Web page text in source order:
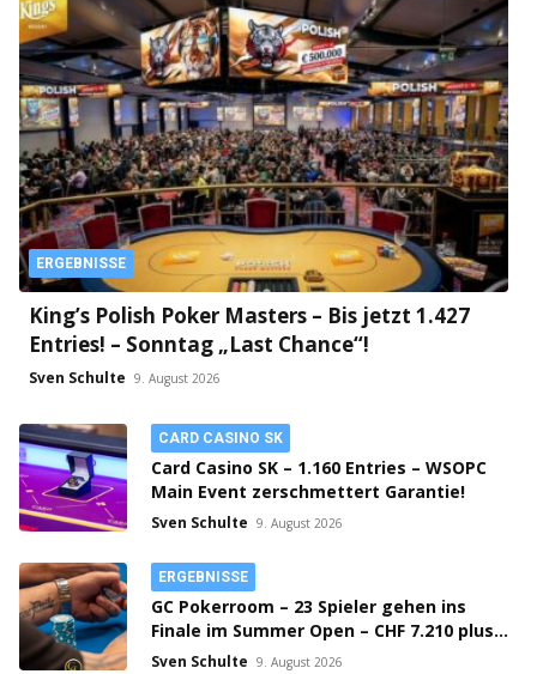
ERGEBNISSE
King’s Polish Poker Masters – Bis jetzt 1.427
Entries! – Sonntag „Last Chance“!
Sven Schulte 9. August 2026
CARD CASINO SK
Card Casino SK – 1.160 Entries – WSOPC
Main Event zerschmettert Garantie!
Sven Schulte 9. August 2026
ERGEBNISSE
GC Pokerroom – 23 Spieler gehen ins
Finale im Summer Open – CHF 7.210 plus
Bounties on Top!
Sven Schulte 9. August 2026